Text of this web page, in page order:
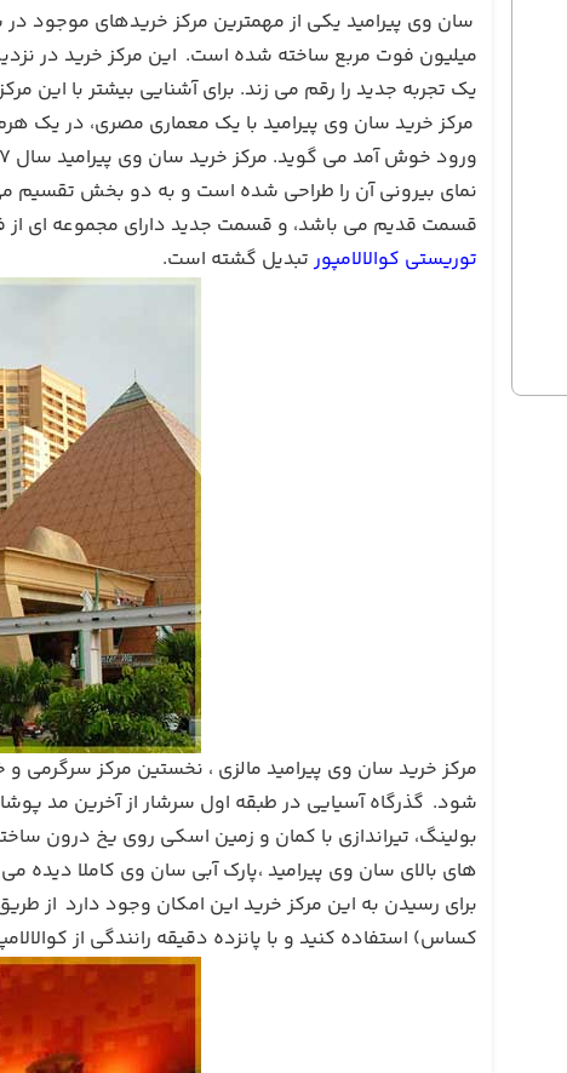
میلیون فوت مربع ساخته شده است. این مرکز خرید در
یک تجربه جدید را رقم می زند. برای آشنایی بیشتر با این
مرکز خرید سان وی پیرامید با یک معماری مصری، در یک
نمای بیرونی آن را طراحی شده است و به دو بخش تقسیم
قسمت قدیم می باشد، و قسمت جدید دارای مجموعه ای
توریستی کوالالامپورتبدیل گشته است.
مرکز خرید سان وی پیرامید مالزی ، نخستین مرکز
شود. گذرگاه آسیایی در طبقه اول سرشار از آخرین مد
بولینگ، تیراندازی با کمان و زمین اسکی روی یخ درون
های بالای سان وی پیرامید ،پارک آبی سان وی کاملا دیده
برای رسیدن به این مرکز خرید این امکان وجود دارد از طریق
کساس) استفاده کنید و با پانزده دقیقه رانندگی از